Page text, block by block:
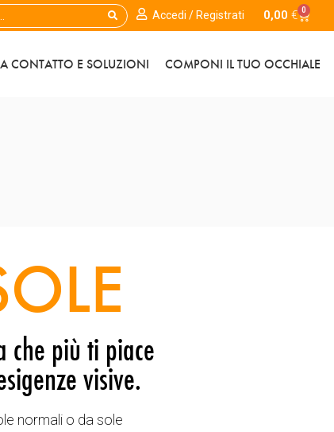
Accedi / Registrati 0,00 € 0
CONTATTO E SOLUZIONI COMPONI IL TUO OCCHIALE
che più ti piace
visive.
normali o da sole